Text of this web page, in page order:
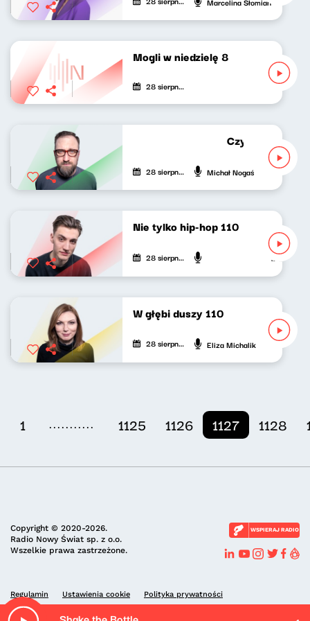
Mogli w niedzielę 8
28 sierpnia 2022
Czytał Michał
28 sierpnia 2022 Michał Nogaś
Nie tylko hip-hop 110
28 sierpnia 2022 Mateusz
W głębi duszy 110
28 sierpnia 2022 Eliza Michalik
1 ........... 1125 1126 1127 1128
Copyright © 2020-2026.
Radio Nowy Świat sp. z o.o.
Wszelkie prawa zastrzeżone.
WSPIERAJ RADIO
Regulamin Ustawienia cookie Polityka prywatności